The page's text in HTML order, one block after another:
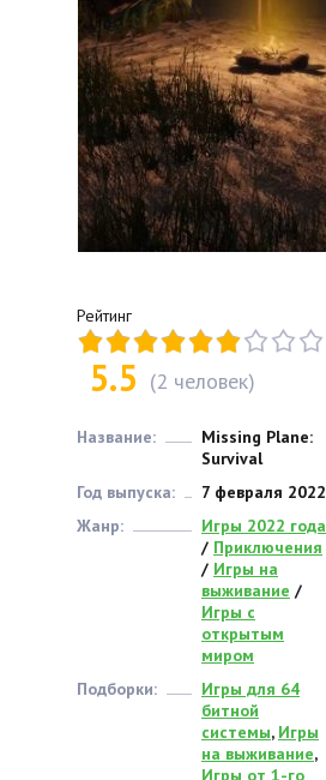
Рейтинг
5.5 (2 человек)
Название:
Missing Plane:
Survival
Год выпуска:
7 февраля 2022
Жанр:
Игры 2022 года
/ Приключения
/ Игры на
выживание /
Игры с
открытым
миром
Подборки:
Игры для 64
битной
системы, Игры
на выживание,
Игры от 1-го